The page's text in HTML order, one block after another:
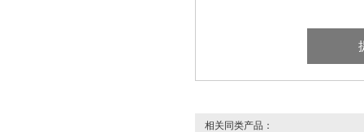
相关同类产品：